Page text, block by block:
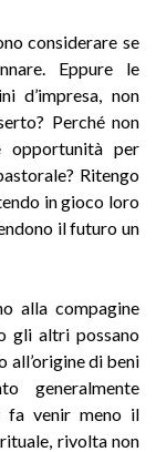
considerare se
Eppure le
d’impresa, non
Perché non
opportunità per
Ritengo
in gioco loro
il futuro un
alla compagine
gli altri possano
all’origine di beni
generalmente
fa venir meno il
rivolta non